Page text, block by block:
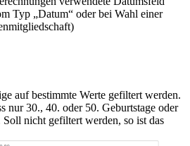
Typ „Datum“ oder bei Wahl einer
auf bestimmte Werte gefiltert werden.
nur 30., 40. oder 50. Geburtstage oder
nicht gefiltert werden, so ist das